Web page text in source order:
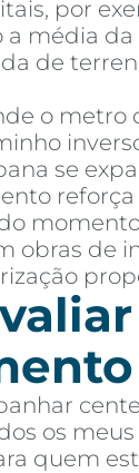
por
a média
de
o metro
se
obras de
os
quem